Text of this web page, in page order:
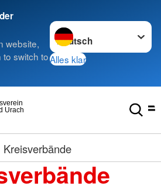
website,
switch to
Sprache wechseln zu
Alles klar
Urach
Kreisverbände